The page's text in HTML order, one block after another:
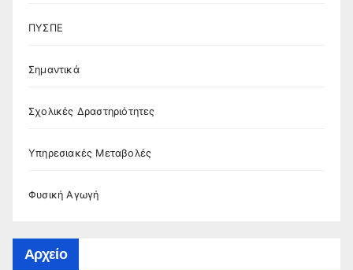
ΠΥΣΠΕ
Σημαντικά
Σχολικές Δραστηριότητες
Υπηρεσιακές Μεταβολές
Φυσική Αγωγή
Αρχείο